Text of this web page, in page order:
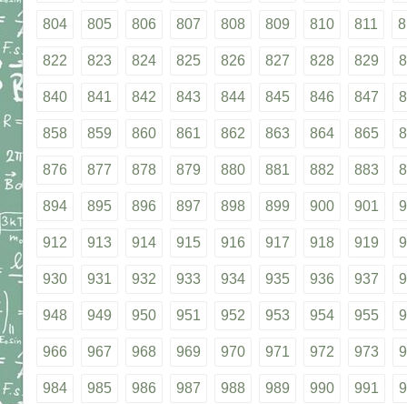
804 805 806 807 808 809 810 811
822 823 824 825 826 827 828 829
840 841 842 843 844 845 846 847
858 859 860 861 862 863 864 865
876 877 878 879 880 881 882 883
894 895 896 897 898 899 900 901
912 913 914 915 916 917 918 919
930 931 932 933 934 935 936 937
948 949 950 951 952 953 954 955
966 967 968 969 970 971 972 973
984 985 986 987 988 989 990 991